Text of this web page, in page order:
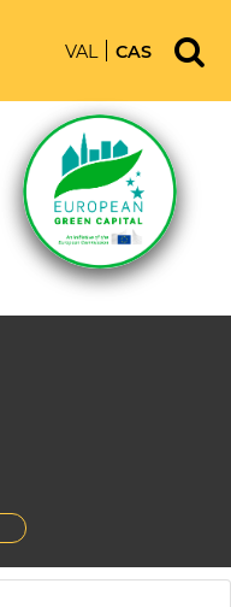
VAL CAS